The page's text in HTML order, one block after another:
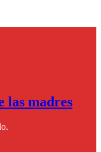
las madres